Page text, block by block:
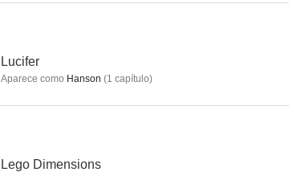
Lucifer
Aparece como Hanson (1 capítulo)
Lego Dimensions